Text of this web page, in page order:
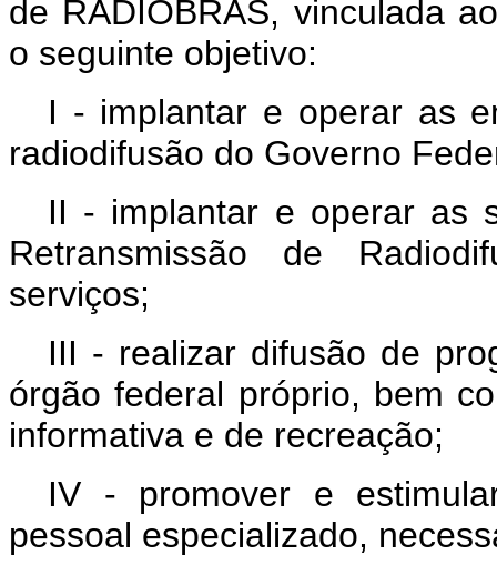
de RADIOBRÁS, vinculada
o seguinte objetivo:
I - implantar e operar as
radiodifusão do Governo
II - implantar e operar as
Retransmissão de
serviços;
III - realizar difusão de
órgão federal próprio, bem
informativa e de recreação;
IV - promover e
pessoal especializado,